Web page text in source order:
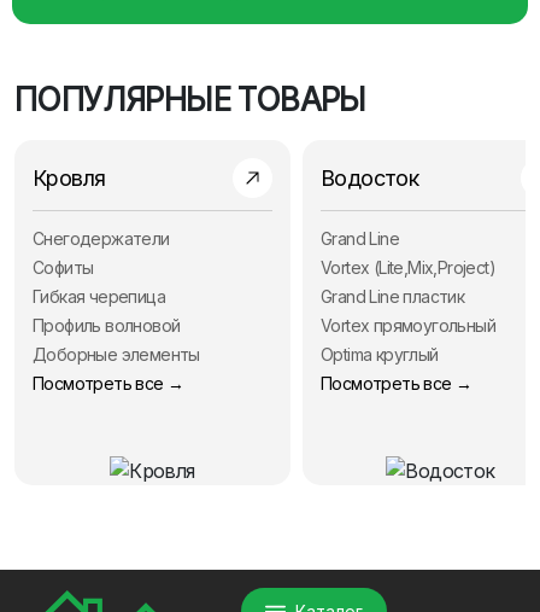
ПОПУЛЯРНЫЕ ТОВАРЫ
Кровля
Снегодержатели
Софиты
Гибкая черепица
Профиль волновой
Доборные элементы
Посмотреть все →
Водосток
Grand Line
Vortex (Lite,Mix,Project)
Grand Line пластик
Vortex прямоугольный
Optima круглый
Посмотреть все →